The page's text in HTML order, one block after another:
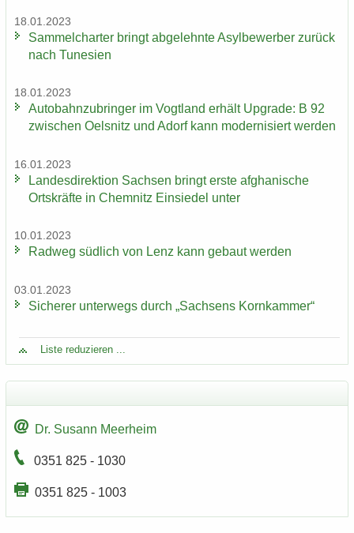
18.01.2023
Sam­mel­char­ter bringt ab­ge­lehn­te Asyl­be­wer­ber zu­rück
nach Tu­ne­si­en
18.01.2023
Au­to­bahn­zu­brin­ger im Vogt­land er­hält Up­grade: B 92
zwi­schen Oels­nitz und Adorf kann mo­der­ni­siert wer­den
16.01.2023
Lan­des­di­rek­ti­on Sach­sen bringt erste af­gha­ni­sche
Orts­kräf­te in Chem­nitz Ein­sie­del unter
10.01.2023
Rad­weg süd­lich von Lenz kann ge­baut wer­den
03.01.2023
Si­che­rer un­ter­wegs durch „Sach­sens Korn­kam­mer“
Liste re­du­zie­ren ...
Dr. Su­sann Meer­heim
0351 825 - 1030
0351 825 - 1003